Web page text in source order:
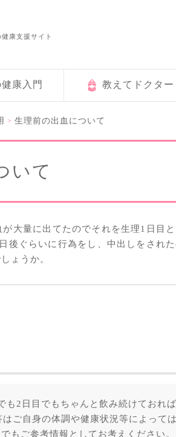
康支援サイト
康入門 教えてドクター
> 生理前の出血について
いて
大量に出てたのでそれを生理1日目
後ぐらいに行為をし、中出しをされ
ょうか。
も2日目でもちゃんと飲み続けておれ
ご自身の体調や健康状況等によって
もご参考情報としてお考えください